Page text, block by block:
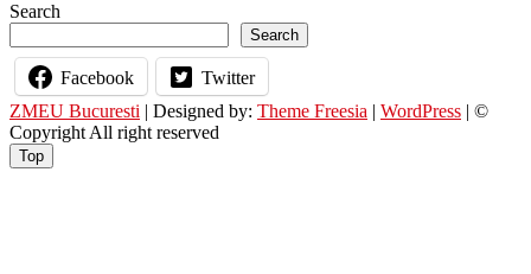
Search
Search
Facebook
Twitter
ZMEU Bucuresti | Designed by: Theme Freesia | WordPress | ©
Copyright All right reserved
Top